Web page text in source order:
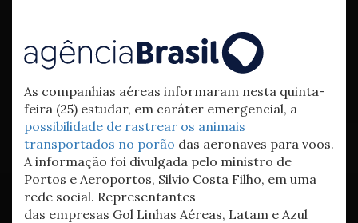
As companhias aéreas informaram nesta quinta-
feira (25) estudar, em caráter emergencial, a
possibilidade de rastrear os animais
transportados no porão das aeronaves para voos.
A informação foi divulgada pelo ministro de
Portos e Aeroportos, Silvio Costa Filho, em uma
rede social. Representantes
das empresas Gol Linhas Aéreas, Latam e Azul